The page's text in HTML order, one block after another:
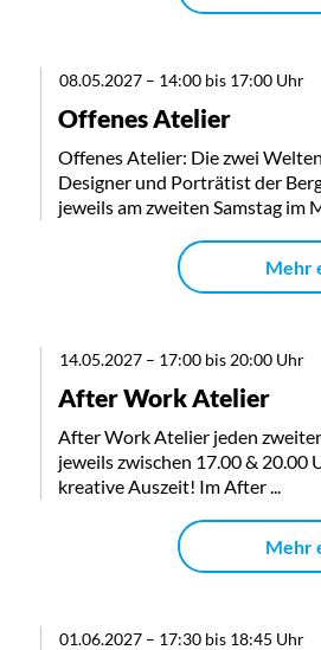
08.05.2027 – 14:00 bis 17:00 Uhr
Offenes Atelier
Offenes Atelier: Die zwei
Designer und Porträtist der
jeweils am zweiten Samstag im
Mehr
14.05.2027 – 17:00 bis 20:00 Uhr
After Work Atelier
After Work Atelier jeden
jeweils zwischen 17.00 & 20.00
kreative Auszeit! Im After ...
Mehr
01.06.2027 – 17:30 bis 18:45 Uhr